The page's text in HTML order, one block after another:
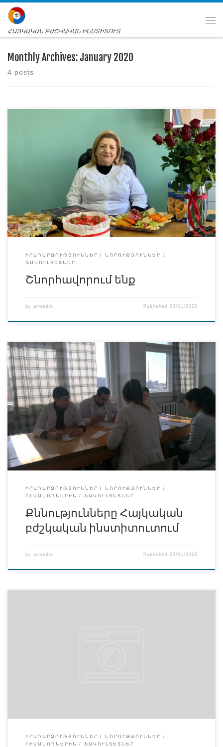
ՀԱՅԿԱԿԱՆ ԲԺՇԿԱԿԱՆ ԻՆՍՏԻՏՈՒՏ
Monthly Archives: January 2020
4 posts
Շնորհավորում ենք Այսօր Հայկական բժշկական
ինստիտուտի լավագույն շրջանավարտներից մեկի,
Ստոմատոլոգիական ֆակուլտետի դասախոս Կարինե
Պետրոսյանի տարեդարձն է: ԲՈՒՀ-ի ղեկավարության ու
ստոմատոլոգիական ֆակուլտետի ուսանողների անունից
սրտանց շնորհավորում ենք նրան: Մաղթում ենք
քաջառողջություն, երջանկություն, անձնական կյանքում և
աշխատանքային գործունեության մեջ բազում
հաջողություններ: Թող անպակաս լինի այն մեծ
ոգևորությունն ու նվիրվածությունը, որով մինչ օրս […]
ԻՐԱԴԱՐՁՈՒԹՅՈՒՆՆԵՐ
ՆՈՐՈՒԹՅՈՒՆՆԵՐ
ՖԱԿՈՒԼՏԵՏՆԵՐ
Շնորհավորում ենք
by armedin Published23/01/2020
2019-2020 ուստարվա առաջին կիսամյակի ավարտից
հետո հերթական քննաշրջանն է ՀԲԻ-ում: Այն և՛
ուսանողների և՛ դասախոսների համար ուսումնական
կիսամյակն ամփոփելու, ուսումնառության կիսամյակային
արդյունքները գնահատելու շրջան է հանդիսանում:
Յուրաքանչյուր դասախոս փորձում է հասկանալ իր
դասավանդած առարկայի շրջանակներում ուսուցանած
նյութի յուրացման մակարդակը, ընդհանրացնել
ուսանողների մոտ առկա հիմնական բացթողումները՝
առարկայի լիարժեք և արդյունավետ յուրացման […]
ԻՐԱԴԱՐՁՈՒԹՅՈՒՆՆԵՐ
ՆՈՐՈՒԹՅՈՒՆՆԵՐ
ՈՒՍԱՆՈՂՆԵՐԻՆ
ՖԱԿՈՒԼՏԵՏՆԵՐ
Քննությունները Հայկական
բժշկական ինստիտուտում
by armedin Published23/01/2020
ԻՐԱԴԱՐՁՈՒԹՅՈՒՆՆԵՐ
ՆՈՐՈՒԹՅՈՒՆՆԵՐ
ՈՒՍԱՆՈՂՆԵՐԻՆ
ՖԱԿՈՒԼՏԵՏՆԵՐ